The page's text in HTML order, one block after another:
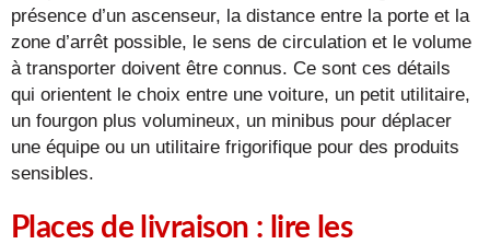
présence d’un ascenseur, la distance entre la porte et la
zone d’arrêt possible, le sens de circulation et le volume
à transporter doivent être connus. Ce sont ces détails
qui orientent le choix entre une voiture, un petit utilitaire,
un fourgon plus volumineux, un minibus pour déplacer
une équipe ou un utilitaire frigorifique pour des produits
sensibles.
Places de livraison : lire les